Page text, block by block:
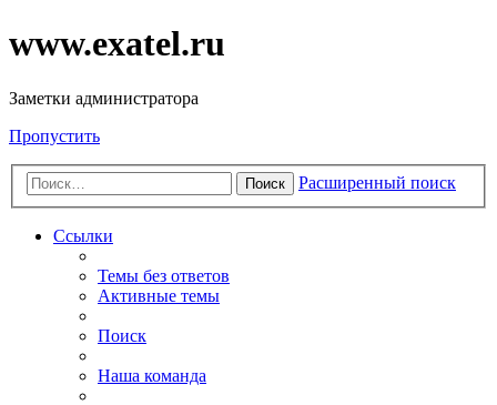
www.exatel.ru
Заметки администратора
Пропустить
Поиск Расширенный поиск
Ссылки
Темы без ответов
Активные темы
Поиск
Наша команда